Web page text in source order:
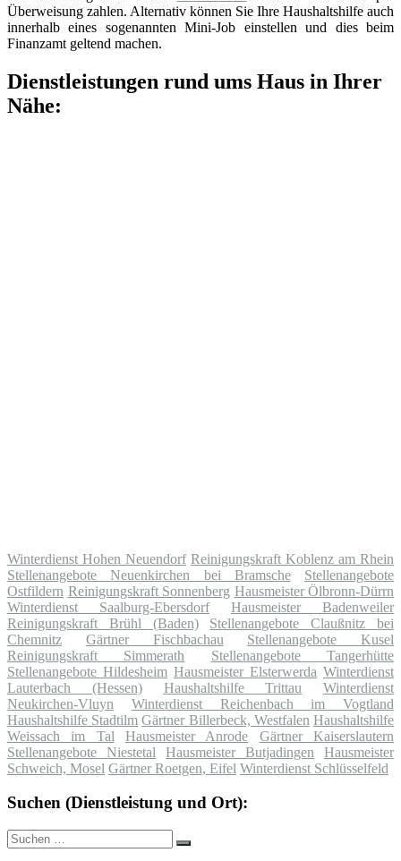
Überweisung zahlen. Alternativ können Sie Ihre Haushaltshilfe auch
innerhalb eines sogenannten Mini-Job einstellen und dies beim
Finanzamt geltend machen.
Dienstleistungen rund ums Haus in Ihrer
Nähe:
Winterdienst Hohen Neuendorf Reinigungskraft Koblenz am Rhein
Stellenangebote Neuenkirchen bei Bramsche
Stellenangebote
Ostfildern Reinigungskraft Sonnenberg Hausmeister Ölbronn-Dürrn
Winterdienst Saalburg-Ebersdorf
Hausmeister Badenweiler
Reinigungskraft Brühl (Baden)
Stellenangebote Claußnitz bei
Chemnitz
Gärtner Fischbachau
Stellenangebote Kusel
Reinigungskraft Simmerath
Stellenangebote Tangerhütte
Stellenangebote Hildesheim Hausmeister Elsterwerda Winterdienst
Lauterbach (Hessen)
Haushaltshilfe Trittau
Winterdienst
Neukirchen-Vluyn
Winterdienst Reichenbach im Vogtland
Haushaltshilfe Stadtilm Gärtner Billerbeck, Westfalen Haushaltshilfe
Weissach im Tal
Hausmeister Anrode
Gärtner Kaiserslautern
Stellenangebote Niestetal
Hausmeister Butjadingen
Hausmeister
Schweich, Mosel Gärtner Roetgen, Eifel Winterdienst Schlüsselfeld
Suchen (Dienstleistung und Ort):
Suche
nach:
Suchen